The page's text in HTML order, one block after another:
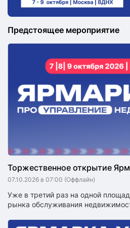
Предстоящее мероприятие
Торжественное открытие
07.10.2026 в 07:00 (Оффлайн)
Уже в третий раз на одной
рынка обслуживания